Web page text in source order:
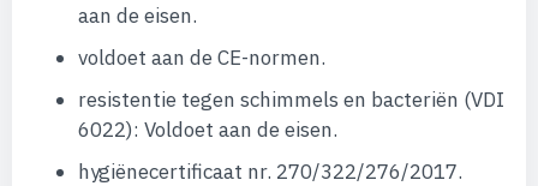
aan de eisen.
voldoet aan de CE-normen.
resistentie tegen schimmels en bacteriën (VDI
6022): Voldoet aan de eisen.
hygiënecertificaat nr. 270/322/276/2017.